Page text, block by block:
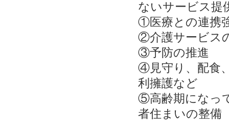
ないサービス提
①医療との連携
②介護サービス
③予防の推進
④見守り、配食
利擁護など
⑤高齢期になっ
者住まいの整備